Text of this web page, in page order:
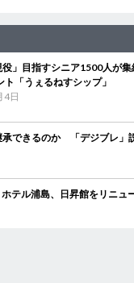
役」目指すシニア1500人が
ト「うぇるねすシップ」
4日
できるのか 「デジブレ」
テル浦島、日昇館をリニュ